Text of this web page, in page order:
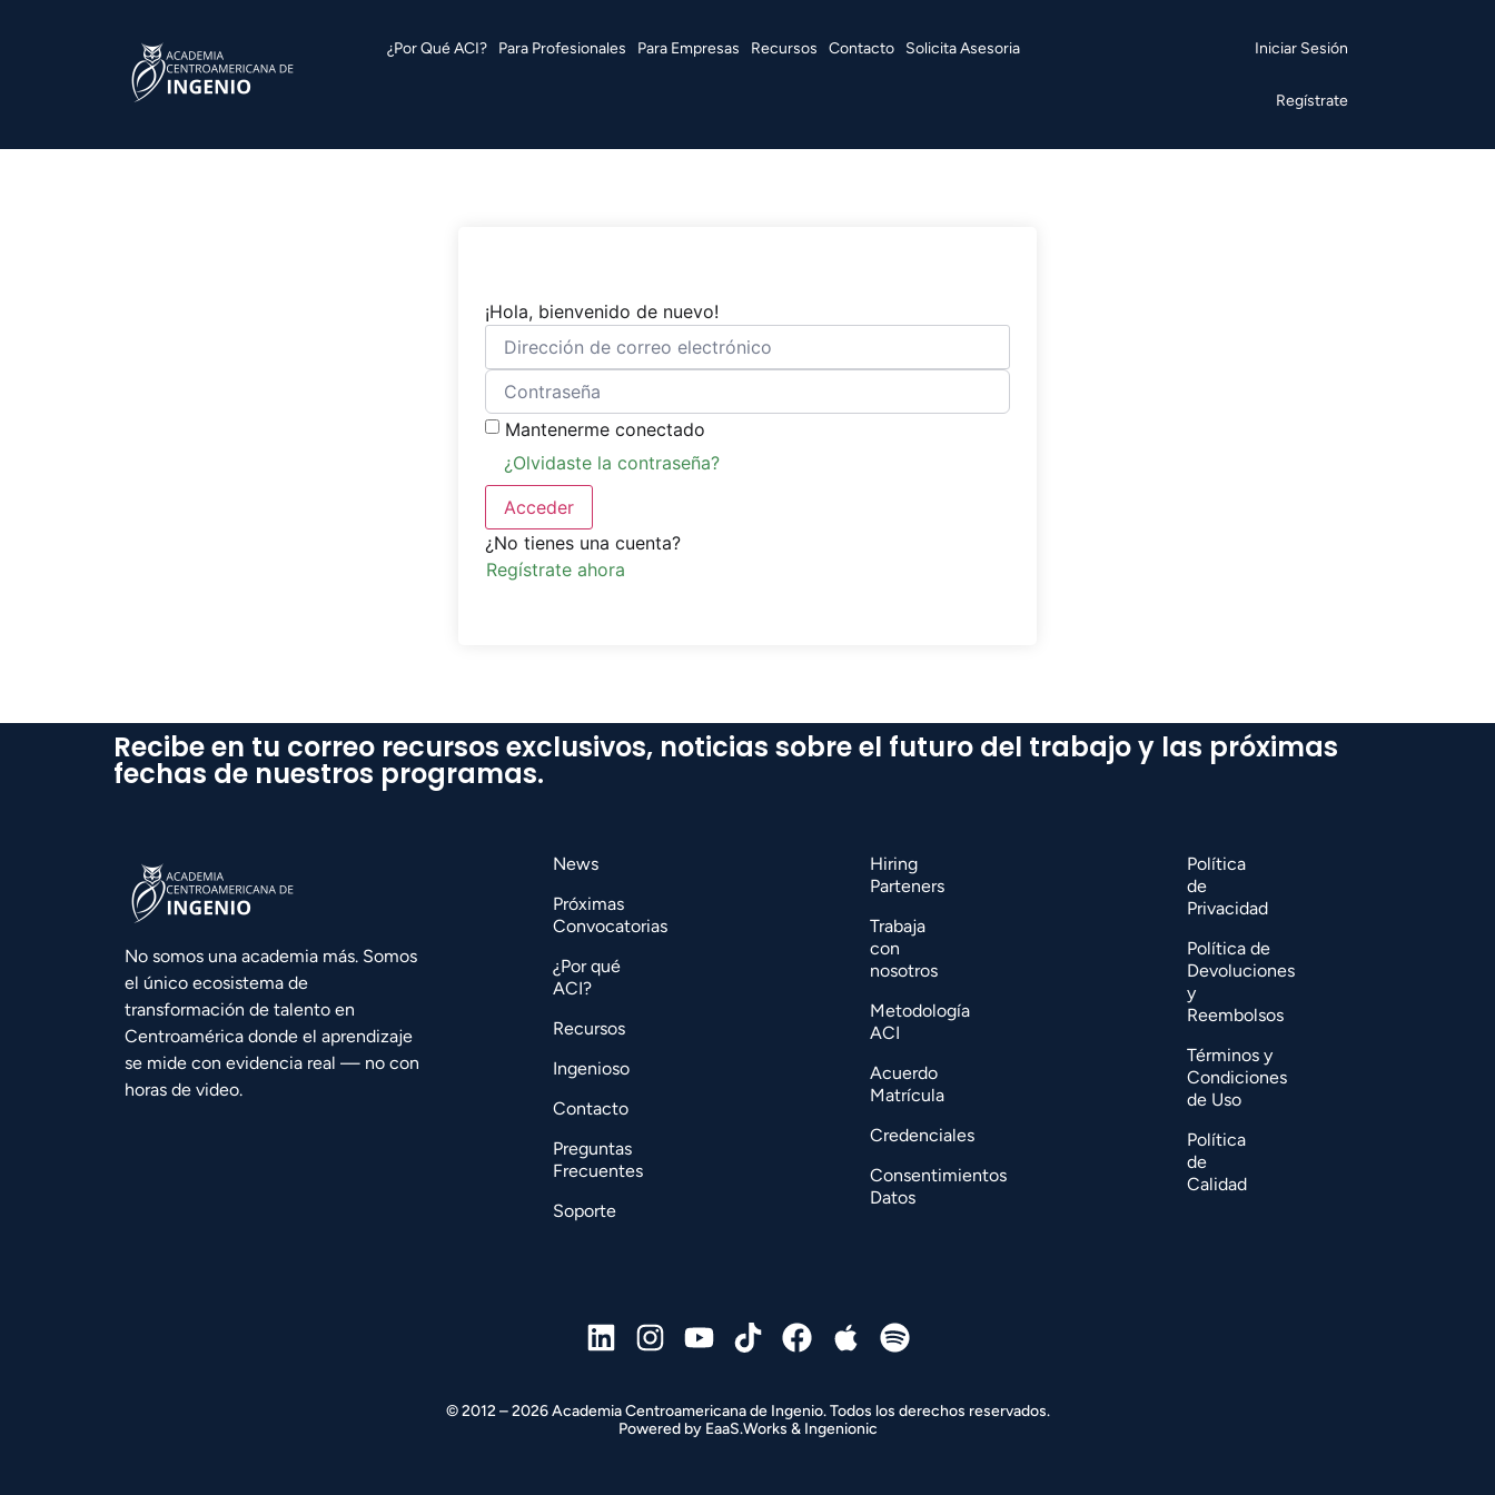
¿Por Qué ACI? Para Profesionales Para Empresas Recursos Contacto Solicita Asesoria Iniciar Sesión
Regístrate
¡Hola, bienvenido de nuevo!
Mantenerme conectado
¿Olvidaste la contraseña?
Acceder
¿No tienes una cuenta?
Regístrate ahora
Recibe en tu correo recursos exclusivos, noticias sobre el futuro del trabajo y las próximas
fechas de nuestros programas.
No somos una academia más. Somos
el único ecosistema de
transformación de talento en
Centroamérica donde el aprendizaje
se mide con evidencia real — no con
horas de video.
News
Próximas
Convocatorias
¿Por qué
ACI?
Recursos
Ingenioso
Contacto
Preguntas
Frecuentes
Soporte
Hiring
Parteners
Trabaja
con
nosotros
Metodología
ACI
Acuerdo
Matrícula
Credenciales
Consentimientos
Datos
Política
de
Privacidad
Política de
Devoluciones
y
Reembolsos
Términos y
Condiciones
de Uso
Política
de
Calidad
© 2012 – 2026 Academia Centroamericana de Ingenio. Todos los derechos reservados.
Powered by EaaS.Works & Ingenionic